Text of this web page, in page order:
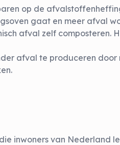
op de
gaat en meer afval
afval zelf composteren.
afval te produceren
inwoners van Nederland